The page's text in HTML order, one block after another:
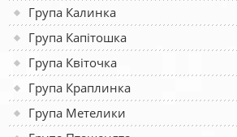
Група Калинка
Група Капітошка
Група Квіточка
Група Краплинка
Група Метелики